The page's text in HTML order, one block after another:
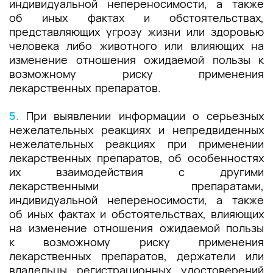
индивидуальной непереносимости, а также
об иных фактах и обстоятельствах,
представляющих угрозу жизни или здоровью
человека либо животного или влияющих на
изменение отношения ожидаемой пользы к
возможному риску применения
лекарственных препаратов.
5. При выявлении информации о серьезных
нежелательных реакциях и непредвиденных
нежелательных реакциях при применении
лекарственных препаратов, об особенностях
их взаимодействия с другими
лекарственными препаратами,
индивидуальной непереносимости, а также
об иных фактах и обстоятельствах, влияющих
на изменение отношения ожидаемой пользы
к возможному риску применения
лекарственных препаратов, держатели или
владельцы регистрационных удостоверений